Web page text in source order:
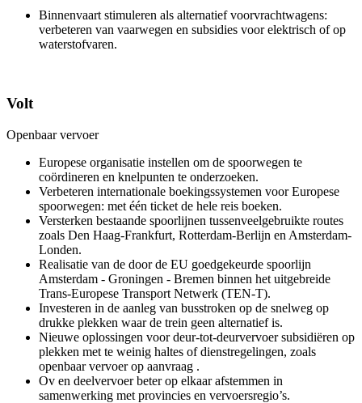
Binnenvaart stimuleren als alternatief voorvrachtwagens:
verbeteren van vaarwegen en subsidies voor elektrisch of op
waterstofvaren.
Volt
Openbaar vervoer
Europese organisatie instellen om de spoorwegen te
coördineren en knelpunten te onderzoeken.
Verbeteren internationale boekingssystemen voor Europese
spoorwegen: met één ticket de hele reis boeken.
Versterken bestaande spoorlijnen tussenveelgebruikte routes
zoals Den Haag-Frankfurt, Rotterdam-Berlijn en Amsterdam-
Londen.
Realisatie van de door de EU goedgekeurde spoorlijn
Amsterdam - Groningen - Bremen binnen het uitgebreide
Trans-Europese Transport Netwerk (TEN-T).
Investeren in de aanleg van busstroken op de snelweg op
drukke plekken waar de trein geen alternatief is.
Nieuwe oplossingen voor deur-tot-deurvervoer subsidiëren op
plekken met te weinig haltes of dienstregelingen, zoals
openbaar vervoer op aanvraag .
Ov en deelvervoer beter op elkaar afstemmen in
samenwerking met provincies en vervoersregio’s.